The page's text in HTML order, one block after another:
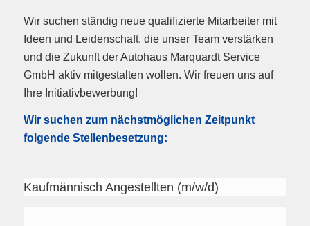
Wir suchen ständig neue qualifizierte Mitarbeiter mit
Ideen und Leidenschaft, die unser Team verstärken
und die Zukunft der Autohaus Marquardt Service
GmbH aktiv mitgestalten wollen. Wir freuen uns auf
Ihre Initiativbewerbung!
Wir suchen zum nächstmöglichen Zeitpunkt
folgende Stellenbesetzung:
Kaufmännisch Angestellten (m/w/d)